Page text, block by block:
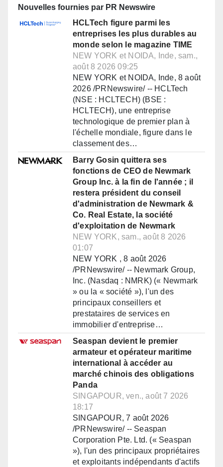
Nouvelles fournies par PR Newswire
HCLTech figure parmi les
entreprises les plus durables au
monde selon le magazine TIME
NEW YORK et NOIDA, Inde, sam.,
août 8 2026 09:25
NEW YORK et NOIDA, Inde, 8 août
2026 /PRNewswire/ -- HCLTech
(NSE : HCLTECH) (BSE :
HCLTECH), une entreprise
technologique de premier plan à
l'échelle mondiale, figure dans le
classement des…
Barry Gosin quittera ses
fonctions de CEO de Newmark
Group Inc. à la fin de l'année ; il
restera président du conseil
d'administration de Newmark &
Co. Real Estate, la société
d'exploitation de Newmark
NEW YORK, sam., août 8 2026
01:07
NEW YORK , 8 août 2026
/PRNewswire/ -- Newmark Group,
Inc. (Nasdaq : NMRK) (« Newmark
» ou la « société »), l'un des
principaux conseillers et
prestataires de services en
immobilier d'entreprise…
Seaspan devient le premier
armateur et opérateur maritime
international à accéder au
marché chinois des obligations
Panda
SINGAPOUR, ven., août 7 2026
18:17
SINGAPOUR, 7 août 2026
/PRNewswire/ -- Seaspan
Corporation Pte. Ltd. (« Seaspan
»), l'un des principaux propriétaires
et exploitants indépendants d'actifs